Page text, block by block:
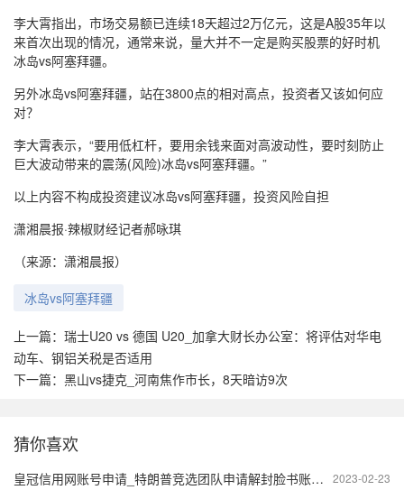
李大霄指出，市场交易额已连续18天超过2万亿元，这是A股35年以
来首次出现的情况，通常来说，量大并不一定是购买股票的好时机
冰岛vs阿塞拜疆。
另外冰岛vs阿塞拜疆，站在3800点的相对高点，投资者又该如何应
对？
李大霄表示，“要用低杠杆，要用余钱来面对高波动性，要时刻防止
巨大波动带来的震荡(风险)冰岛vs阿塞拜疆。”
以上内容不构成投资建议冰岛vs阿塞拜疆，投资风险自担
潇湘晨报·辣椒财经记者郝咏琪
（来源：潇湘晨报）
冰岛vs阿塞拜疆
上一篇： 瑞士U20 vs 德国 U20_加拿大财长办公室：将评估对华电
动车、钢铝关税是否适用
下一篇： 黑山vs捷克_河南焦作市长，8天暗访9次
猜你喜欢
2023-02-23
皇冠信用网账号申请_特朗普竞选团队申请解封脸书账号，Meta：数星期内做决定